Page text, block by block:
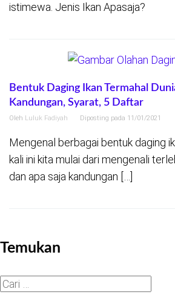
istimewa. Jenis Ikan Apasaja?
Bentuk Daging Ikan Termahal
Kandungan, Syarat, 5 Daftar
Oleh Luluk Fadiyah Diposting pada 11/01/2021
Mengenal berbagai bentuk daging
kali ini kita mulai dari mengenali
dan apa saja kandungan […]
Temukan
Cari